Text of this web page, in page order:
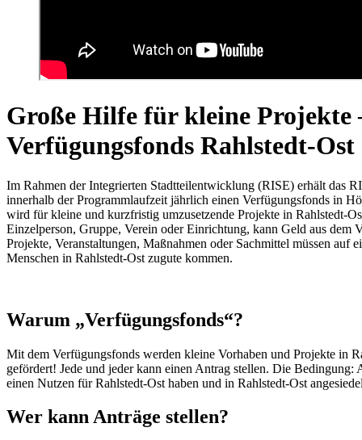
Große Hilfe für kleine Projekte
Verfügungsfonds Rahlstedt-Ost
Im Rahmen der Integrierten Stadtteilentwicklung (RISE) erhält das
innerhalb der Programmlaufzeit jährlich einen Verfügungsfonds in
wird für kleine und kurzfristig umzusetzende Projekte in Rahlstedt-
Einzelperson, Gruppe, Verein oder Einrichtung, kann Geld aus dem
Projekte, Veranstaltungen, Maßnahmen oder Sachmittel müssen auf
Menschen in Rahlstedt-Ost zugute kommen.
Warum „Verfügungsfonds“?
Mit dem Verfügungsfonds werden kleine Vorhaben und Projekte in
gefördert! Jede und jeder kann einen Antrag stellen. Die Bedingung:
einen Nutzen für Rahlstedt-Ost haben und in Rahlstedt-Ost
Wer kann Anträge stellen?